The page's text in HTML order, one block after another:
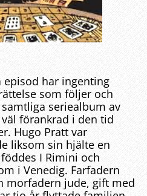
episod har ingenting
som följer och
seriealbum av
förankrad i den tid
Hugo Pratt var
liksom sin hjälte en
I Rimini och
i Venedig. Farfadern
morfadern jude, gift med